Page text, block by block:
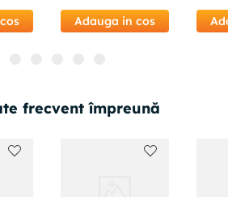
Adauga in cos
frecvent împreună